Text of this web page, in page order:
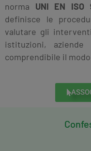
norma UNI EN ISO
definisce le
valutare gli
istituzioni,
comprendibile il